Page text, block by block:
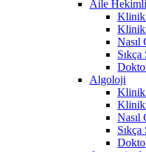
Aile
Klinik
Nasıl
Algoloji
Klinik
Nasıl